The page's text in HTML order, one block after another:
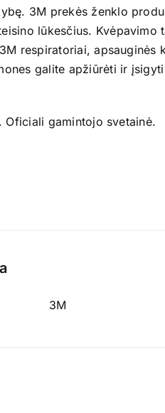
3M prekės ženklo
lūkesčius.
respiratoriai,
galite apžiūrėti ir
. Oficiali gamintojo svetainė.
3M